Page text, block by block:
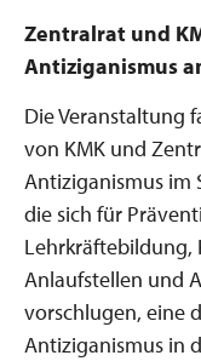
Zentralrat und
Antiziganismus
Die Veranstaltung
von KMK und
Antiziganismus im
die sich für
Lehrkräftebildung,
Anlaufstellen und
vorschlugen, eine
Antiziganismus in